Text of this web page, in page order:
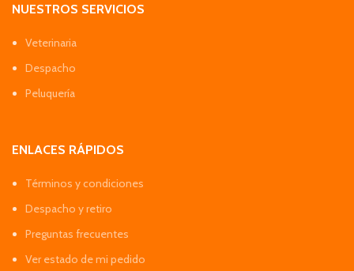
NUESTROS SERVICIOS
Veterinaria
Despacho
Peluquería
ENLACES RÁPIDOS
Términos y condiciones
Despacho y retiro
Preguntas frecuentes
Ver estado de mi pedido